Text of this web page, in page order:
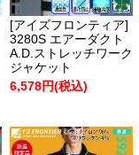
[アイズフロンティア]
3280S エアーダクト
A.D.ストレッチワーク
ジャケット
6,578円(税込)